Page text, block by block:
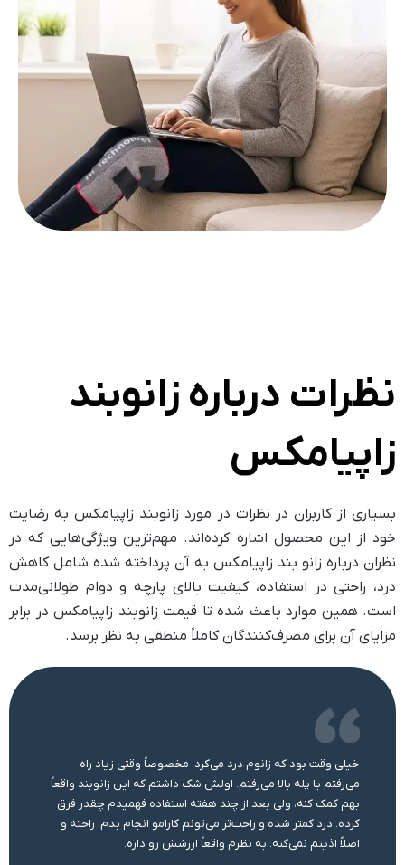
نظرات درباره زانوبند
زاپیامکس
بسیاری از کاربران در نظرات در مورد زانوبند زاپیامکس به رضایت
خود از این محصول اشاره کرده‌اند. مهم‌ترین ویژگی‌هایی که در
نظران درباره زانو بند زاپیامکس به آن پرداخته شده شامل کاهش
درد، راحتی در استفاده، کیفیت بالای پارچه و دوام طولانی‌مدت
است. همین موارد باعث شده تا قیمت زانوبند زاپیامکس در برابر
مزایای آن برای مصرف‌کنندگان کاملاً منطقی به نظر برسد.
خیلی وقت بود که زانوم درد می‌کرد، مخصوصاً وقتی زیاد راه
می‌رفتم یا پله بالا می‌رفتم. اولش شک داشتم که این زانوبند واقعاً
بهم کمک کنه، ولی بعد از چند هفته استفاده فهمیدم چقدر فرق
کرده. درد کمتر شده و راحت‌تر می‌تونم کارامو انجام بدم. راحته و
اصلاً اذیتم نمی‌کنه. به نظرم واقعاً ارزشش رو داره.